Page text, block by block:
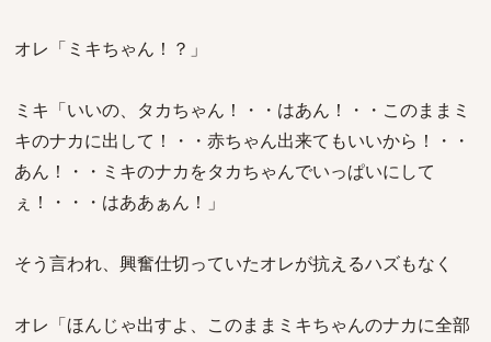
オレ「ミキちゃん！？」
ミキ「いいの、タカちゃん！・・はあん！・・このままミ
キのナカに出して！・・赤ちゃん出来てもいいから！・・
あん！・・ミキのナカをタカちゃんでいっぱいにして
ぇ！・・・はああぁん！」
そう言われ、興奮仕切っていたオレが抗えるハズもなく
オレ「ほんじゃ出すよ、このままミキちゃんのナカに全部